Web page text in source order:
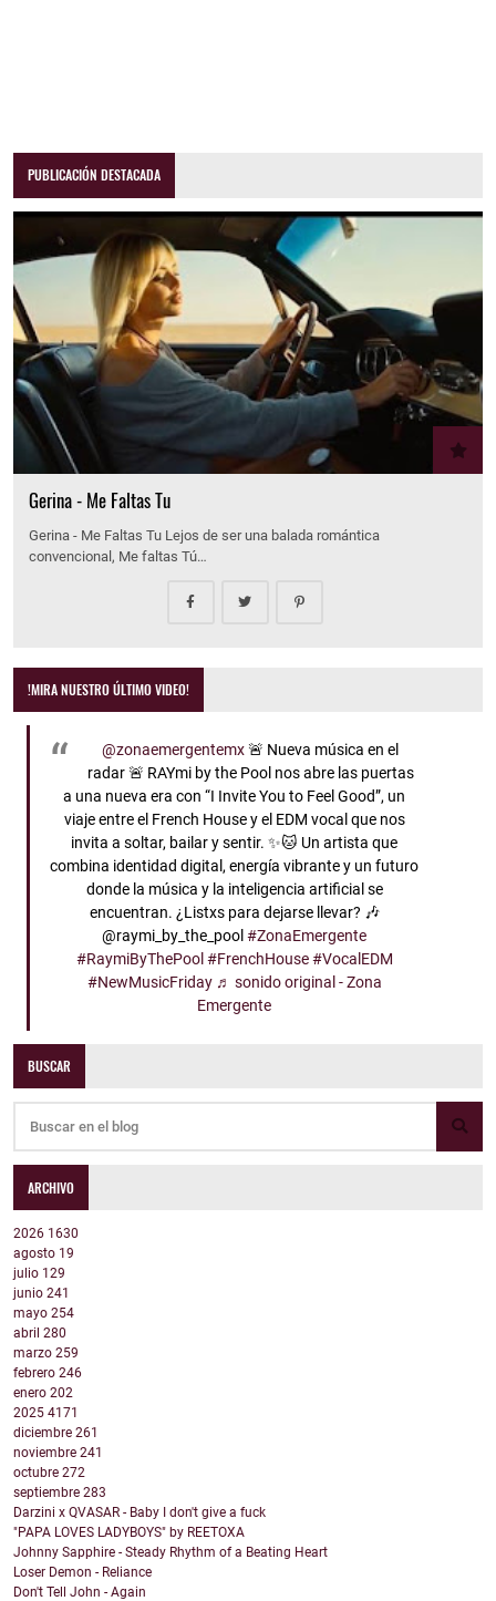
PUBLICACIÓN DESTACADA
Gerina - Me Faltas Tu
Gerina - Me Faltas Tu Lejos de ser una balada romántica
convencional, Me faltas Tú…
!MIRA NUESTRO ÚLTIMO VIDEO!
@zonaemergentemx🚨 Nueva música en el
radar 🚨 RAYmi by the Pool nos abre las puertas
a una nueva era con “I Invite You to Feel Good”, un
viaje entre el French House y el EDM vocal que nos
invita a soltar, bailar y sentir. ✨🐱 Un artista que
combina identidad digital, energía vibrante y un futuro
donde la música y la inteligencia artificial se
encuentran. ¿Listxs para dejarse llevar? 🎶
@raymi_by_the_pool #ZonaEmergente
#RaymiByThePool #FrenchHouse #VocalEDM
#NewMusicFriday ♬ sonido original - Zona
Emergente
BUSCAR
ARCHIVO
2026 1630
agosto 19
julio 129
junio 241
mayo 254
abril 280
marzo 259
febrero 246
enero 202
2025 4171
diciembre 261
noviembre 241
octubre 272
septiembre 283
Darzini x QVASAR - Baby I don't give a fuck
"PAPA LOVES LADYBOYS" by REETOXA
Johnny Sapphire - Steady Rhythm of a Beating Heart
Loser Demon - Reliance
Don't Tell John - Again